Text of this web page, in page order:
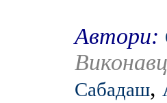
Автори:
Сабадаш,